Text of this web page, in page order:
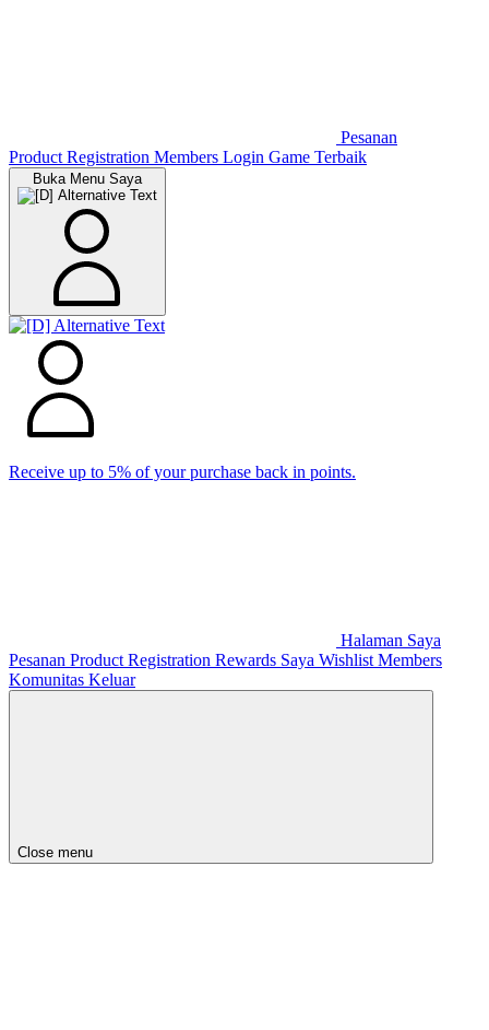
Pesanan
Product Registration Members Login Game Terbaik
Buka Menu Saya
Receive up to 5% of your purchase back in points.
Halaman Saya
Pesanan Product Registration Rewards Saya Wishlist Members
Komunitas Keluar
Close menu